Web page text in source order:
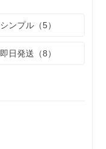
シンプル（5）
即日発送（8）